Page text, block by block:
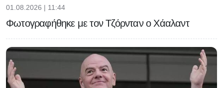
01.08.2026 | 11:44
Φωτογραφήθηκε με τον Τζόρνταν ο Χάαλαντ